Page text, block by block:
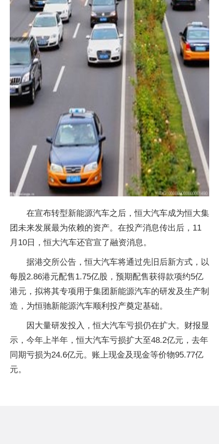
在宣布转型新能源汽车之后，恒大汽车成为恒大集
团未来发展最为依赖的资产。在投产消息传出后，11
月10日，恒大汽车还官宣了融资消息。
据港交所公告，恒大汽车将通过先旧后新方式，以
每股2.86港元配售1.75亿股，预期配售获得款项约5亿
港元，拟将其专项用于集团新能源汽车的研发及生产制
造，为恒驰新能源汽车顺利投产奠定基础。
因大量研发投入，恒大汽车亏损仍在扩大。财报显
示，今年上半年，恒大汽车亏损扩大至48.2亿元，去年
同期亏损为24.6亿元。账上现金及现金等价物95.77亿
元。